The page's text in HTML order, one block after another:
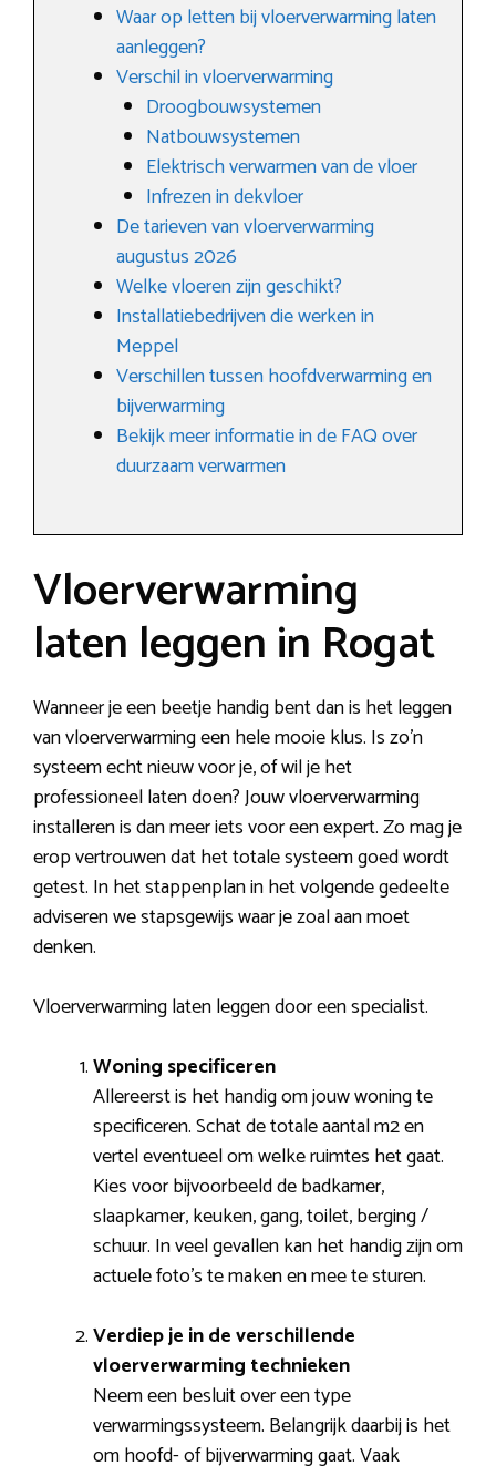
Waar op letten bij vloerverwarming laten
aanleggen?
Verschil in vloerverwarming
Droogbouwsystemen
Natbouwsystemen
Elektrisch verwarmen van de vloer
Infrezen in dekvloer
De tarieven van vloerverwarming
augustus 2026
Welke vloeren zijn geschikt?
Installatiebedrijven die werken in
Meppel
Verschillen tussen hoofdverwarming en
bijverwarming
Bekijk meer informatie in de FAQ over
duurzaam verwarmen
Vloerverwarming
laten leggen in Rogat
Wanneer je een beetje handig bent dan is het leggen
van vloerverwarming een hele mooie klus. Is zo’n
systeem echt nieuw voor je, of wil je het
professioneel laten doen? Jouw vloerverwarming
installeren is dan meer iets voor een expert. Zo mag je
erop vertrouwen dat het totale systeem goed wordt
getest. In het stappenplan in het volgende gedeelte
adviseren we stapsgewijs waar je zoal aan moet
denken.
Vloerverwarming laten leggen door een specialist.
Woning specificeren
Allereerst is het handig om jouw woning te
specificeren. Schat de totale aantal m2 en
vertel eventueel om welke ruimtes het gaat.
Kies voor bijvoorbeeld de badkamer,
slaapkamer, keuken, gang, toilet, berging /
schuur. In veel gevallen kan het handig zijn om
actuele foto’s te maken en mee te sturen.
Verdiep je in de verschillende
vloerverwarming technieken
Neem een besluit over een type
verwarmingssysteem. Belangrijk daarbij is het
om hoofd- of bijverwarming gaat. Vaak